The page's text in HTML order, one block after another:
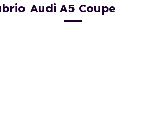
Audi A5 Coupe